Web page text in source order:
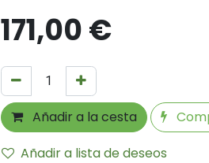
171,00€
Añadir a la cesta
Añadir a lista de deseos